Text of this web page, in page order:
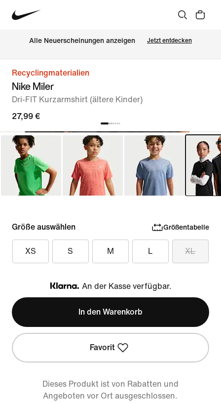
Alle Neuerscheinungen anzeigen Jetzt entdecken
Recyclingmaterialien
Nike Miler
Dri-FIT Kurzarmshirt (ältere Kinder)
27,99 €
Größe auswählen Größentabelle
XS S M L XL
Klarna
An der Kasse verfügbar.
In den Warenkorb
Favorit
Dieses Produkt ist von Rabatten und
Angeboten vor Ort ausgeschlossen.